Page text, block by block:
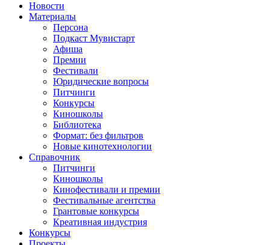
Новости
Материалы
Персона
Подкаст Мувистарт
Афиша
Премии
Фестивали
Юридические вопросы
Питчинги
Конкурсы
Киношколы
Библиотека
Формат: без фильтров
Новые кинотехнологии
Справочник
Питчинги
Киношколы
Кинофестивали и премии
Фестивальные агентства
Грантовые конкурсы
Креативная индустрия
Конкурсы